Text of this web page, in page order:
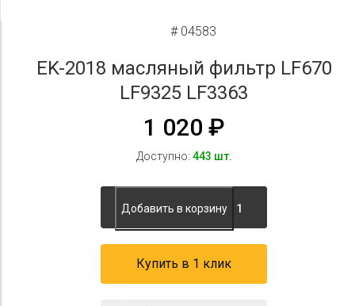
# 04583
EK-2018 масляный фильтр LF670
LF9325 LF3363
1 020 ₽
Доступно: 443 шт.
Добавить в корзину
Купить в 1 клик